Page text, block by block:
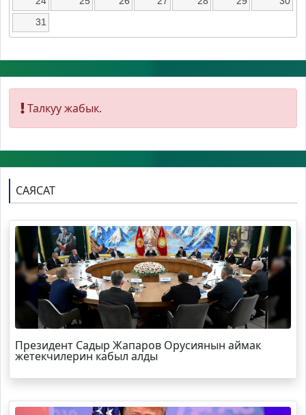
31
Талкуу жабык.
САЯСАТ
Президент Садыр Жапаров Орусиянын аймак
жетекчилерин кабыл алды